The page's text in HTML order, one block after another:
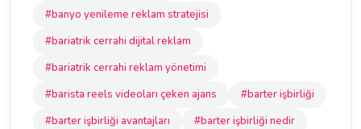
#banyo yenileme reklam stratejisi
#bariatrik cerrahi dijital reklam
#bariatrik cerrahi reklam yönetimi
#barista reels videoları çeken ajans
#barter işbirliği
#barter işbirliği avantajları
#barter işbirliği nedir